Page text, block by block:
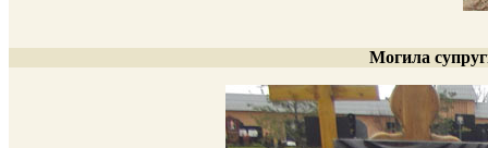
Могила